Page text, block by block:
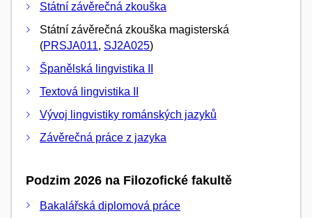
Státní závěrečná zkouška
Státní závěrečná zkouška magisterská
(PRSJA011, SJ2A025)
Španělská lingvistika II
Textová lingvistika II
Vývoj lingvistiky románských jazyků
Závěrečná práce z jazyka
Podzim 2026 na Filozofické fakultě
Bakalářská diplomová práce